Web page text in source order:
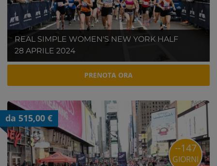
REAL SIMPLE WOMEN'S NEW YORK HALF
28 APRILE 2024
PRENOTA ORA
da 515,00 €
--147
GIORNI